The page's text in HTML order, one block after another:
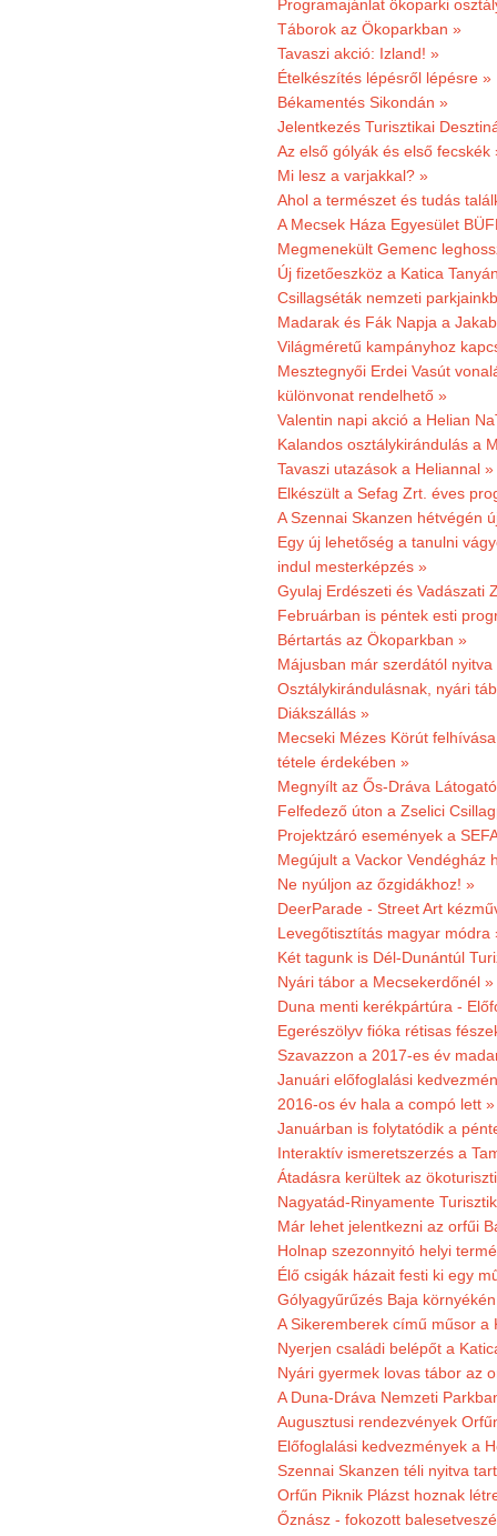
Programajánlat ökoparki
Táborok az Ökoparkban »
Tavaszi akció: Izland! »
Ételkészítés lépésről lépésre »
Békamentés Sikondán »
Jelentkezés Turisztikai
Az első gólyák és első fecskék
Mi lesz a varjakkal? »
Ahol a természet és tudás
A Mecsek Háza Egyesület
Megmenekült Gemenc
Új fizetőeszköz a Katica
Csillagséták nemzeti
Madarak és Fák Napja a
Világméretű kampányhoz
Mesztegnyői Erdei Vasút
különvonat rendelhető »
Valentin napi akció a Helian
Kalandos osztálykirándulás a
Tavaszi utazások a Heliannal »
Elkészült a Sefag Zrt. éves
A Szennai Skanzen hétvégén
Egy új lehetőség a tanulni
indul mesterképzés »
Gyulaj Erdészeti és Vadászati
Februárban is péntek esti
Bértartás az Ökoparkban »
Májusban már szerdától
Osztálykirándulásnak, nyári
Diákszállás »
Mecseki Mézes Körút
tétele érdekében »
Megnyílt az Ős-Dráva
Felfedező úton a Zselici
Projektzáró események a
Megújult a Vackor Vendégház
Ne nyúljon az őzgidákhoz! »
DeerParade - Street Art
Levegőtisztítás magyar módra
Két tagunk is Dél-Dunántúl
Nyári tábor a Mecsekerdőnél »
Duna menti kerékpártúra -
Egerészölyv fióka rétisas
Szavazzon a 2017-es év
Januári előfoglalási
2016-os év hala a compó lett »
Januárban is folytatódik a
Interaktív ismeretszerzés a
Átadásra kerültek az
Nagyatád-Rinyamente
Már lehet jelentkezni az orfűi
Holnap szezonnyitó helyi
Élő csigák házait festi ki egy
Gólyagyűrűzés Baja
A Sikeremberek című műsor a
Nyerjen családi belépőt a
Nyári gyermek lovas tábor az
A Duna-Dráva Nemzeti
Augusztusi rendezvények
Előfoglalási kedvezmények a
Szennai Skanzen téli nyitva
Orfűn Piknik Plázst hoznak
Őznász - fokozott